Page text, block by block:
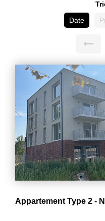
Date
Appartement Type 2 -